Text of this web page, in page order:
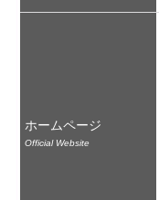
ホームページ
Official Website